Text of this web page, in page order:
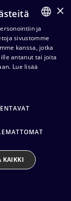
FINNISH
ENGLISH
×
ja
sivustomme
kanssa, jotka
antanut tai joita
Lue lisää
KAIKKI